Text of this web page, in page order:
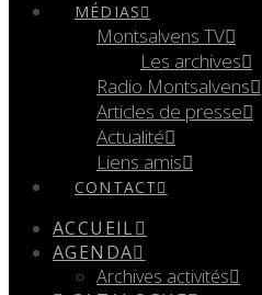
MÉDIAS
Montsalvens TV
Les archives
Radio Montsalvens
Articles de presse
Actualité
Liens amis
CONTACT
ACCUEIL
AGENDA
Archives activités